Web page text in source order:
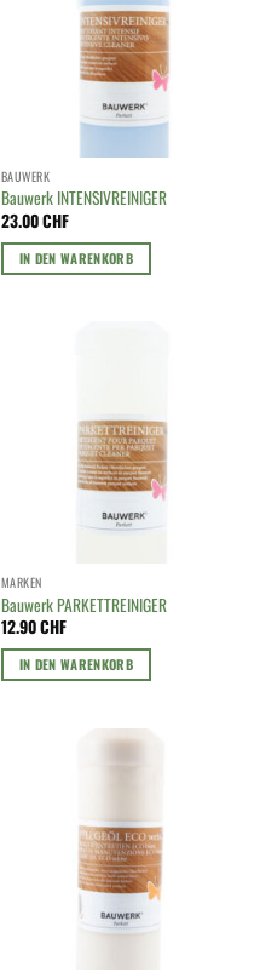
BAUWERK
Bauwerk INTENSIVREINIGER
23.00CHF
IN DEN WARENKORB
MARKEN
Bauwerk PARKETTREINIGER
12.90CHF
IN DEN WARENKORB